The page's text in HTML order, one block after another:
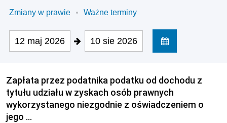
Zmiany w prawie Ważne terminy
12 maj 2026 10 sie 2026
Zapłata przez podatnika podatku od dochodu z
tytułu udziału w zyskach osób prawnych
wykorzystanego niezgodnie z oświadczeniem o
jego …